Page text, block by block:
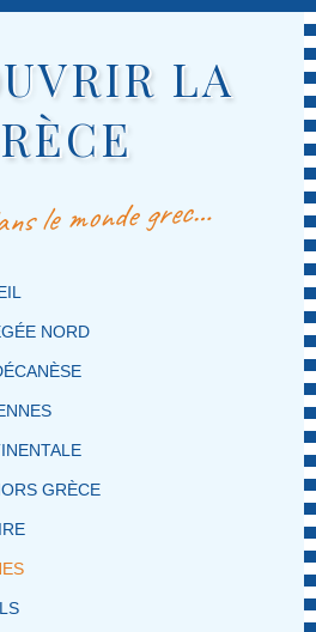
LA
le monde grec…
PRINCIPALE
SECONDAIRE
NORD
GRÈCE